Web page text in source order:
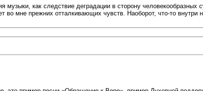
музыки, как следствие деградации в сторону человекообразных
мне прежних отталкивающих чувств. Наоборот, что-то внутри